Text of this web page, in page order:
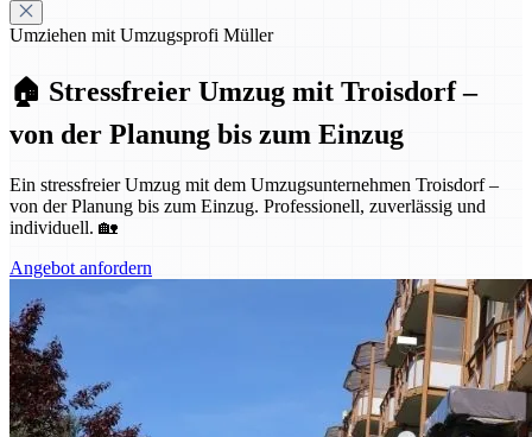
Umziehen mit Umzugsprofi Müller
🏠 Stressfreier Umzug mit Troisdorf –
von der Planung bis zum Einzug
Ein stressfreier Umzug mit dem Umzugsunternehmen Troisdorf –
von der Planung bis zum Einzug. Professionell, zuverlässig und
individuell. 🏡
Angebot anfordern